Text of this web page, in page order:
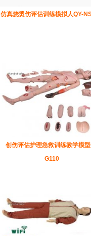
仿真烧烫伤评估训练模拟人QY-
创伤评估护理急救训练教学模型
G110